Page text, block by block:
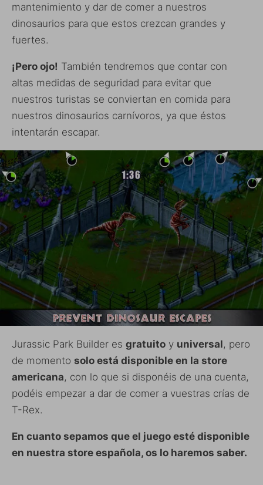
mantenimiento y dar de comer a nuestros
dinosaurios para que estos crezcan grandes y
fuertes.
¡Pero ojo! También tendremos que contar con
altas medidas de seguridad para evitar que
nuestros turistas se conviertan en comida para
nuestros dinosaurios carnívoros, ya que éstos
intentarán escapar.
Jurassic Park Builder es gratuito y universal, pero
de momento solo está disponible en la store
americana, con lo que si disponéis de una cuenta,
podéis empezar a dar de comer a vuestras crías de
T-Rex.
En cuanto sepamos que el juego esté disponible
en nuestra store española, os lo haremos saber.